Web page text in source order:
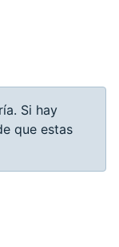
Si hay
que estas